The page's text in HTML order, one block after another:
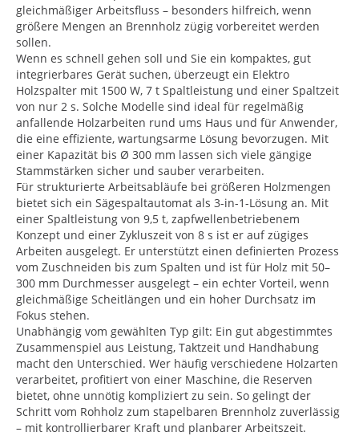
gleichmäßiger Arbeitsfluss – besonders hilfreich, wenn
größere Mengen an Brennholz zügig vorbereitet werden
sollen.
Wenn es schnell gehen soll und Sie ein kompaktes, gut
integrierbares Gerät suchen, überzeugt ein Elektro
Holzspalter mit 1500 W, 7 t Spaltleistung und einer Spaltzeit
von nur 2 s. Solche Modelle sind ideal für regelmäßig
anfallende Holzarbeiten rund ums Haus und für Anwender,
die eine effiziente, wartungsarme Lösung bevorzugen. Mit
einer Kapazität bis Ø 300 mm lassen sich viele gängige
Stammstärken sicher und sauber verarbeiten.
Für strukturierte Arbeitsabläufe bei größeren Holzmengen
bietet sich ein Sägespaltautomat als 3-in-1-Lösung an. Mit
einer Spaltleistung von 9,5 t, zapfwellenbetriebenem
Konzept und einer Zykluszeit von 8 s ist er auf zügiges
Arbeiten ausgelegt. Er unterstützt einen definierten Prozess
vom Zuschneiden bis zum Spalten und ist für Holz mit 50–
300 mm Durchmesser ausgelegt – ein echter Vorteil, wenn
gleichmäßige Scheitlängen und ein hoher Durchsatz im
Fokus stehen.
Unabhängig vom gewählten Typ gilt: Ein gut abgestimmtes
Zusammenspiel aus Leistung, Taktzeit und Handhabung
macht den Unterschied. Wer häufig verschiedene Holzarten
verarbeitet, profitiert von einer Maschine, die Reserven
bietet, ohne unnötig kompliziert zu sein. So gelingt der
Schritt vom Rohholz zum stapelbaren Brennholz zuverlässig
– mit kontrollierbarer Kraft und planbarer Arbeitszeit.